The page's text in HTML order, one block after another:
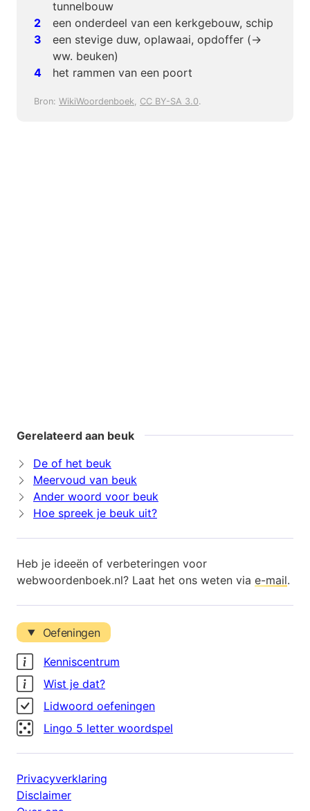
tunnelbouw
een onderdeel van een kerkgebouw, schip
een stevige duw, oplawaai, opdoffer (->
ww. beuken)
het rammen van een poort
Bron: WikiWoordenboek, CC BY-SA 3.0.
Gerelateerd aan beuk
De of het beuk
Meervoud van beuk
Ander woord voor beuk
Hoe spreek je beuk uit?
Heb je ideeën of verbeteringen voor
webwoordenboek.nl? Laat het ons weten via e-mail.
Oefeningen
Kenniscentrum
Wist je dat?
Lidwoord oefeningen
Lingo 5 letter woordspel
Privacyverklaring
Disclaimer